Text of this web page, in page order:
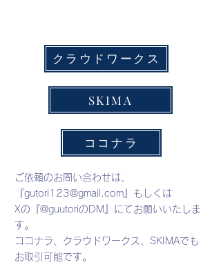
クラウドワークス
SKIMA
ココナラ
ご依頼のお問い合わせは、
『gutori123@gmail.com 』もしくは
Xの『@guutoriのDM』にてお願いいたしま
す。
ココナラ、クラウドワークス、SKIMAでも
お取引可能です。